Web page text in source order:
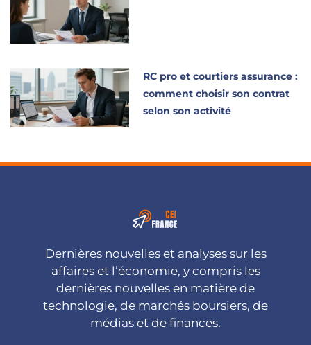
RC pro et courtiers assurance :
comment choisir son contrat
selon son activité
Dernières nouvelles et analyses sur les
affaires et l’économie, y compris les
dernières nouvelles en matière de
technologie, de marchés boursiers, de
médias et de finances.